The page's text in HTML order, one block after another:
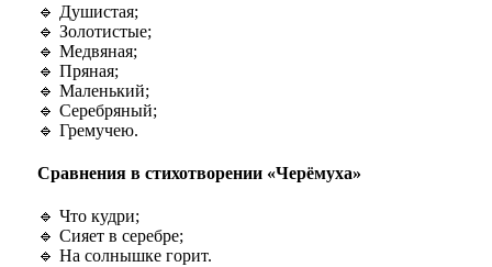
🔹 Душистая;
🔹 Золотистые;
🔹 Медвяная;
🔹 Пряная;
🔹 Маленький;
🔹 Серебряный;
🔹 Гремучею.
Сравнения в стихотворении «Черёмуха»
🔹 Что кудри;
🔹 Сияет в серебре;
🔹 На солнышке горит.